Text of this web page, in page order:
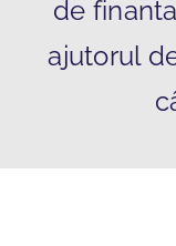
de
ajutorul